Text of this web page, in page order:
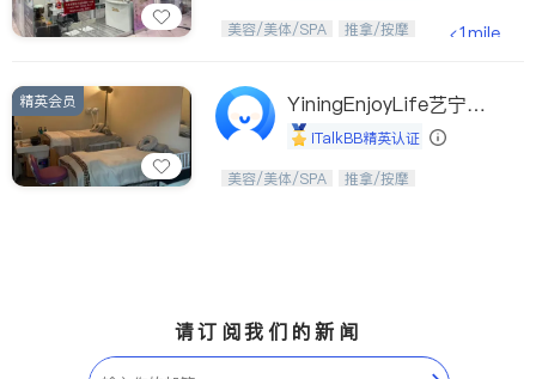
Etobicoke
Stouffville
Maple
Waterloo
Guelph
Burlington
Ajax
Port Perry
King
ON - Other Cities
美，从头开始；松弛，从艺美开始。
美容/美体/SPA 推拿/按摩 <1mile
精英会员
YiningEnjoyLife艺宁生
活馆iTalkBB精英认证
从头开始，焕醒生活之美。
美容/美体/SPA 推拿/按摩
请订阅我们的新闻